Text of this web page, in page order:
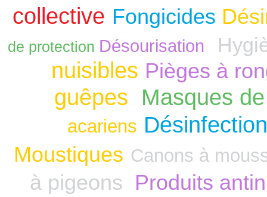
collective Fongicides
de protection Désourisation
nuisibles Pièges à
guêpes Masques
acariens
Moustiques Canons à
à pigeons Produits